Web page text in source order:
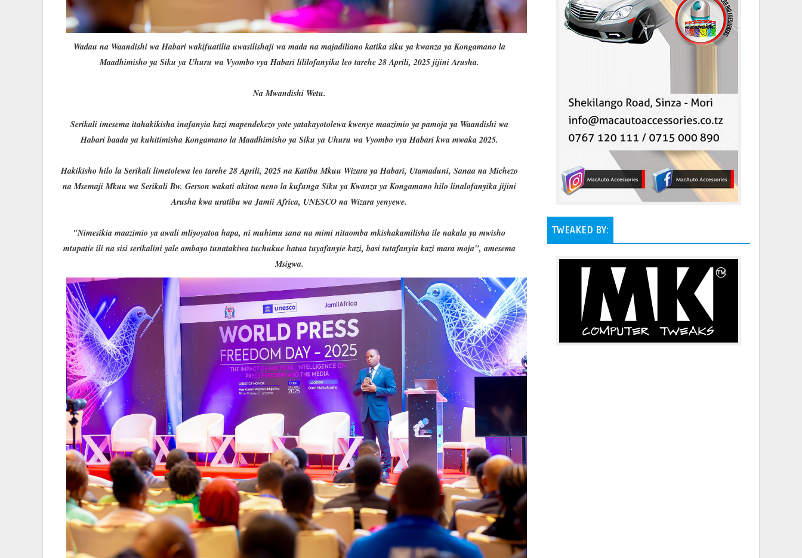
Wadau na Waandishi wa Habari wakifuatilia uwasilishaji wa mada na majadiliano katika siku ya kwanza ya Kongamano la
Maadhimisho ya Siku ya Uhuru wa Vyombo vya Habari lililofanyika leo tarehe 28 Aprili, 2025 jijini Arusha.
Na Mwandishi Wetu.
Serikali imesema itahakikisha inafanyia kazi mapendekezo yote yatakayotolewa kwenye maazimio ya pamoja ya Waandishi wa
Habari baada ya kuhitimisha Kongamano la Maadhimisho ya Siku ya Uhuru wa Vyombo vya Habari kwa mwaka 2025.
Hakikisho hilo la Serikali limetolewa leo tarehe 28 Aprili, 2025 na Katibu Mkuu Wizara ya Habari, Utamaduni, Sanaa na Michezo
na Msemaji Mkuu wa Serikali Bw. Gerson wakati akitoa neno la kufunga Siku ya Kwanza ya Kongamano hilo linalofanyika jijini
Arusha kwa uratibu wa Jamii Africa, UNESCO na Wizara yenyewe.
"Nimesikia maazimio ya awali mliyoyatoa hapa, ni muhimu sana na mimi nitaomba mkishakamilisha ile nakala ya mwisho
mtupatie ili na sisi serikalini yale ambayo tunatakiwa tuchukue hatua tuyafanyie kazi, basi tutafanyia kazi mara moja", amesema
Msigwa.
TWEAKED BY: